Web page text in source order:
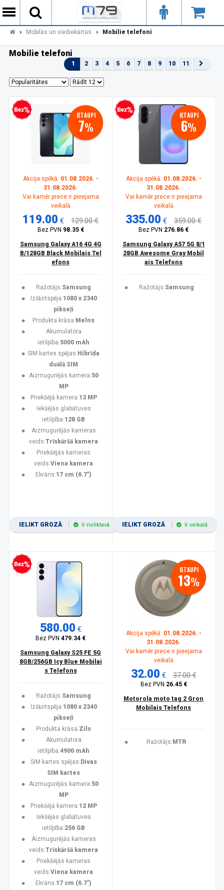
Mobilās un viediekārtas Mobilie telefoni
Mobilie telefoni
1 2 3 4 5 6 7 8 9 10 11
kredīts IETAUPI
7%
Akcija spēkā: 01.08.2026. -
31.08.2026.
Vai kamēr prece ir pieejama
veikalā
119.00 € 129.00 €
Bez PVN 98.35 €
Samsung Galaxy A16 4G 4G
B/128GB Black Mobilais Tel
efons
Ražotājs:Samsung
Izšķirtspēja:1080 x 2340
pikseļi
Produkta krāsa: Melns
Akumulatora
ietilpība:5000 mAh
SIM kartes spējas: Hibrīda
duālā SIM
Aizmugurējās kamera:50
MP
Priekšējā kamera:13 MP
Iekšējās glabātuves
ietilpība:128 GB
Aizmugurējās kameras
veids:Trīskāršā kamera
Priekšējās kameras
veids:Viena kamera
Ekrāns:17 cm (6.7")
IELIKT GROZĀ Ir noliktavā
Bezprocentu kredīts IETAUPI
6%
Akcija spēkā: 01.08.2026. -
31.08.2026.
Vai kamēr prece ir pieejama
veikalā
335.00 € 359.00 €
Bez PVN 276.86 €
Samsung Galaxy A57 5G 8/1
28GB Awesome Gray Mobil
ais Telefons
Ražotājs:Samsung
IELIKT GROZĀ Ir veikalā
kredīts
580.00 €
Bez PVN479.34 €
Samsung Galaxy S25 FE 5G
8GB/256GB Icy Blue Mobilai
s Telefons
Ražotājs:Samsung
Izšķirtspēja:1080 x 2340
pikseļi
Produkta krāsa:Zils
Akumulatora
ietilpība:4900 mAh
SIM kartes spējas: Divas
SIM kartes
Aizmugurējās kamera:50
MP
Priekšējā kamera:12 MP
Iekšējās glabātuves
ietilpība:256 GB
Aizmugurējās kameras
veids:Trīskāršā kamera
Priekšējās kameras
veids:Viena kamera
Ekrāns:17 cm (6.7")
IETAUPI
13%
Akcija spēkā: 01.08.2026. -
31.08.2026.
Vai kamēr prece ir pieejama
veikalā
32.00 € 37.00 €
Bez PVN 26.45 €
Motorola moto tag 2 Gron
Mobilais Telefons
Ražotājs: MTR